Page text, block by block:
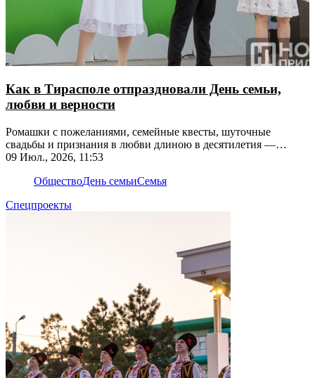
Как в Тирасполе отпраздновали День семьи,
любви и верности
Ромашки с пожеланиями, семейные квесты, шуточные
свадьбы и признания в любви длиною в десятилетия —
собрали самые яркие моменты праздника
09 Июл., 2026, 11:53
ОбществоДень семьиСемья
Спецпроекты